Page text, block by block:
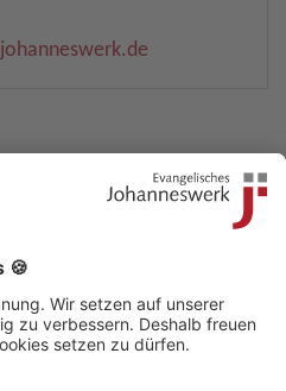
johanneswerk.de